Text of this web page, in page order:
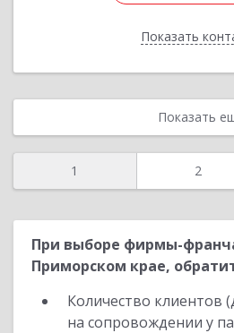
ПоказатьНазад
Показать
1 2
При выборе фирмы-
Приморском крае,
Количество клиентов
на сопровождении у